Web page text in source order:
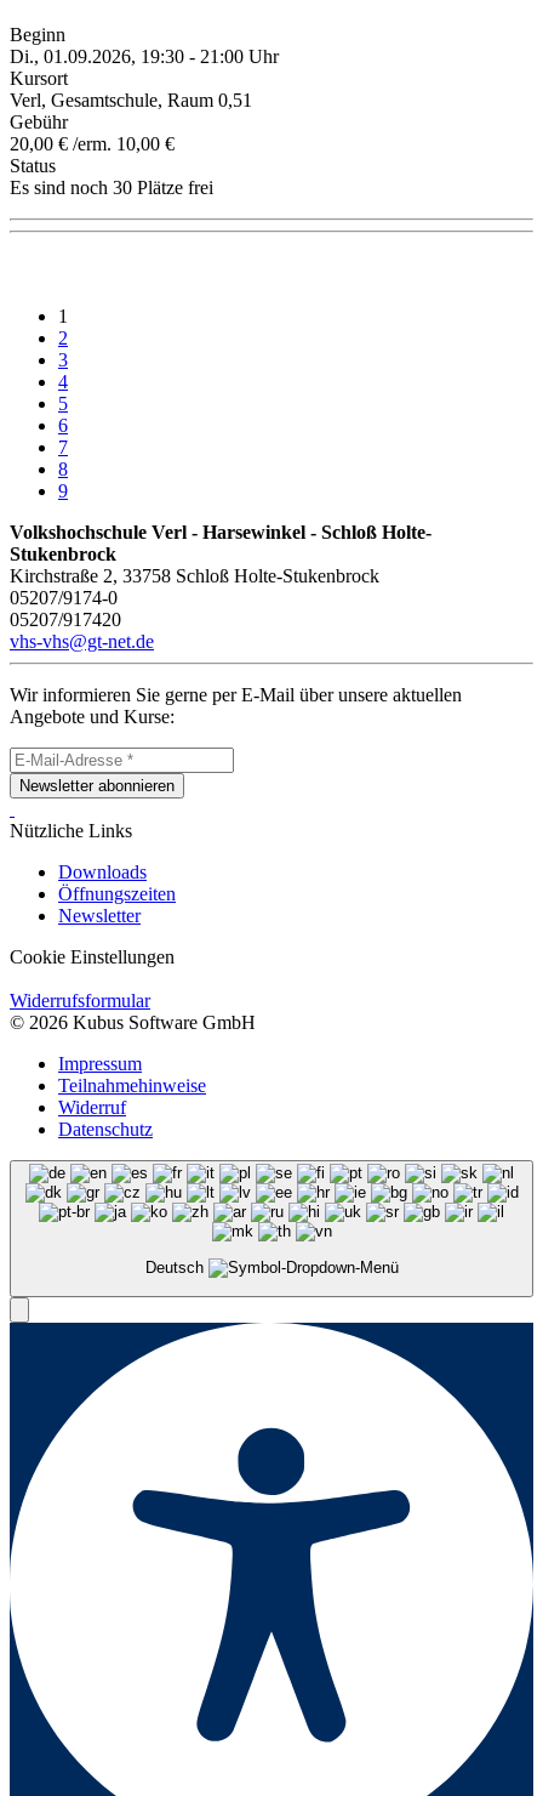
Beginn
Di., 01.09.2026, 19:30 - 21:00 Uhr
Kursort
Verl, Gesamtschule, Raum 0,51
Gebühr
20,00 € /erm. 10,00 €
Status
Es sind noch 30 Plätze frei
1
2
3
4
5
6
7
8
9
Volkshochschule Verl - Harsewinkel - Schloß Holte-
Stukenbrock
Kirchstraße 2, 33758 Schloß Holte-Stukenbrock
05207/9174-0
05207/917420
vhs-vhs@gt-net.de
Wir informieren Sie gerne per E-Mail über unsere aktuellen
Angebote und Kurse:
Newsletter abonnieren
Nützliche Links
Downloads
Öffnungszeiten
Newsletter
Cookie Einstellungen
Widerrufsformular
© 2026 Kubus Software GmbH
Impressum
Teilnahmehinweise
Widerruf
Datenschutz
Deutsch